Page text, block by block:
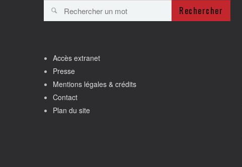
Rechercher
Accès extranet
Presse
Mentions légales & crédits
Contact
Plan du site